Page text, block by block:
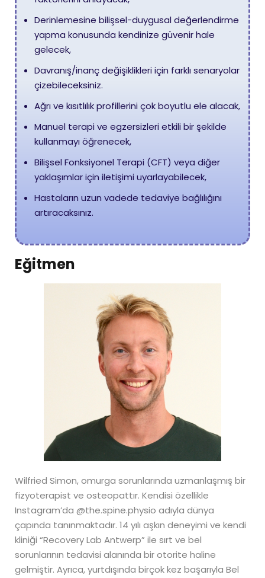
Derinlemesine bilişsel-duygusal değerlendirme
yapma konusunda kendinize güvenir hale
gelecek,
Davranış/inanç değişiklikleri için farklı senaryolar
çizebileceksiniz.
Ağrı ve kısıtlılık profillerini çok boyutlu ele alacak,
Manuel terapi ve egzersizleri etkili bir şekilde
kullanmayı öğrenecek,
Bilişsel Fonksiyonel Terapi (CFT) veya diğer
yaklaşımlar için iletişimi uyarlayabilecek,
Hastaların uzun vadede tedaviye bağlılığını
artıracaksınız.
Eğitmen
Wilfried Simon, omurga sorunlarında uzmanlaşmış bir
fizyoterapist ve osteopattır. Kendisi özellikle
Instagram’da @the.spine.physio adıyla dünya
çapında tanınmaktadır. 14 yılı aşkın deneyimi ve kendi
kliniği “Recovery Lab Antwerp” ile sırt ve bel
sorunlarının tedavisi alanında bir otorite haline
gelmiştir. Ayrıca, yurtdışında birçok kez başarıyla Bel